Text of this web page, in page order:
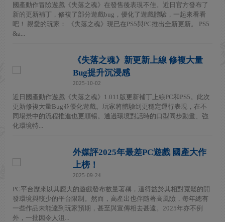
國產動作冒險遊戲《失落之魂》在發售後表現不佳。近日官方發布了
新的更新補丁，修複了部分遊戲bug，優化了遊戲體驗，一起來看看
吧！ 親愛的玩家： 《失落之魂》現已在PS5與PC推出全新更新。 PS5
&a...
《失落之魂》新更新上線 修複大量
Bug提升沉浸感
2025-10-02
近日國產動作遊戲《失落之魂》1.011版更新補丁上線PC和PS5。此次
更新修複大量Bug並優化遊戲。玩家將體驗到更穩定運行表現，在不
同場景中的流程推進也更順暢。通過環境對話時的口型同步動畫、強
化環境特...
外媒評2025年最差PC遊戲 國產大作
上榜！
2025-09-24
PC平台歷來以其龐大的遊戲發布數量著稱，這得益於其相對寬鬆的開
發環境與較少的平台限制。然而，高產出也伴隨著高風險，每年總有
一些作品未能達到玩家預期，甚至與宣傳相去甚遠。2025年亦不例
外，一批因令人沮...